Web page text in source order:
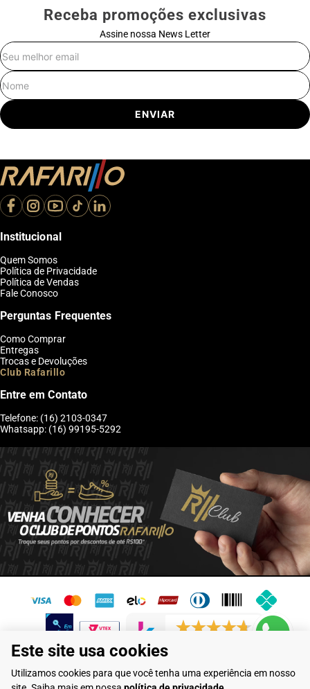
Este site usa cookies
Utilizamos cookies para que você tenha uma experiência em nosso
Receba promoções exclusivas
Assine nossa News Letter
ENVIAR
Institucional
Quem Somos
Política de Privacidade
Política de Vendas
Fale Conosco
Perguntas Frequentes
Como Comprar
Entregas
Trocas e Devoluções
Club Rafarillo
Entre em Contato
Telefone: (16) 2103-0347
Whatsapp: (16) 99195-5292
Flamarian Comércio de Calçados LTDA - CNPJ: 10.913.950/0001-60 -
Rua Evangelista de Lima, 710 - Franca/SP